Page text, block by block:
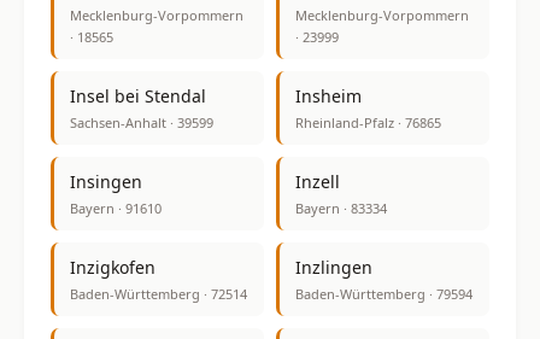
Mecklenburg-Vorpommern
· 18565
Mecklenburg-Vorpommern
· 23999
Insel bei Stendal
Sachsen-Anhalt · 39599
Insheim
Rheinland-Pfalz · 76865
Insingen
Bayern · 91610
Inzell
Bayern · 83334
Inzigkofen
Baden-Württemberg · 72514
Inzlingen
Baden-Württemberg · 79594